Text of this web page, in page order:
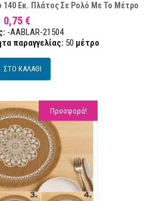
140 Εκ. Πλάτος Σε Ρολό Με Το Μέτρο
0,75 €
-AABLAR-21504
παραγγελίας: 50 μέτρο
ΣΤΟ ΚΑΛΑΘΙ
Προσφορά!